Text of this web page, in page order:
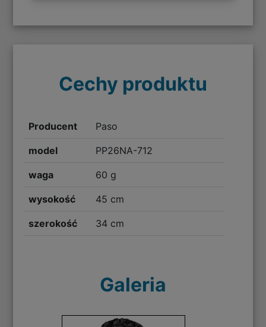
Cechy produktu
Producent Paso
model PP26NA-712
waga 60 g
wysokość 45 cm
szerokość 34 cm
Galeria